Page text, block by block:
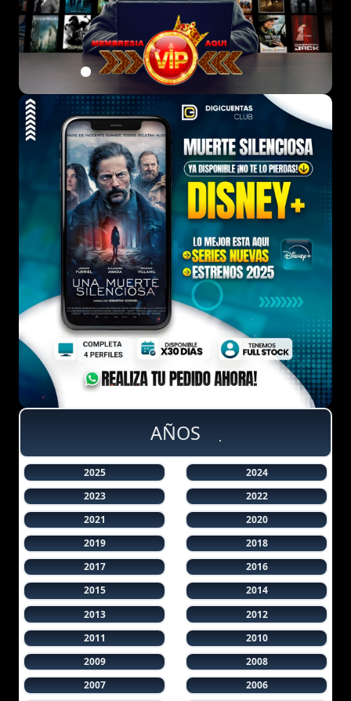
AÑOS
2025
2024
2023
2022
2021
2020
2019
2018
2017
2016
2015
2014
2013
2012
2011
2010
2009
2008
2007
2006